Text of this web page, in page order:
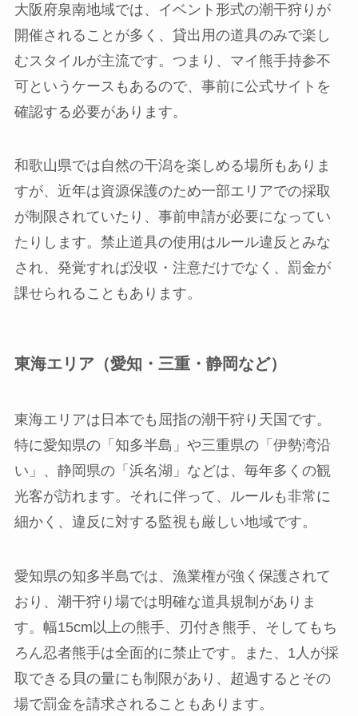
大阪府泉南地域では、イベント形式の潮干狩りが
開催されることが多く、貸出用の道具のみで楽し
むスタイルが主流です。つまり、マイ熊手持参不
可というケースもあるので、事前に公式サイトを
確認する必要があります。
和歌山県では自然の干潟を楽しめる場所もありま
すが、近年は資源保護のため一部エリアでの採取
が制限されていたり、事前申請が必要になってい
たりします。禁止道具の使用はルール違反とみな
され、発覚すれば没収・注意だけでなく、罰金が
課せられることもあります。
東海エリア（愛知・三重・静岡など）
東海エリアは日本でも屈指の潮干狩り天国です。
特に愛知県の「知多半島」や三重県の「伊勢湾沿
い」、静岡県の「浜名湖」などは、毎年多くの観
光客が訪れます。それに伴って、ルールも非常に
細かく、違反に対する監視も厳しい地域です。
愛知県の知多半島では、漁業権が強く保護されて
おり、潮干狩り場では明確な道具規制がありま
す。幅15cm以上の熊手、刃付き熊手、そしてもち
ろん忍者熊手は全面的に禁止です。また、1人が採
取できる貝の量にも制限があり、超過するとその
場で罰金を請求されることもあります。